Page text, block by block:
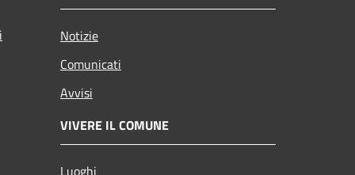
Notizie
Comunicati
Avvisi
VIVERE IL COMUNE
Luoghi